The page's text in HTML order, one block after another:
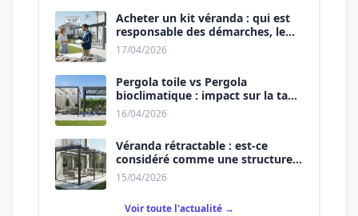
Acheter un kit véranda : qui est
responsable des démarches, le
vendeur ou vous ?
17/04/2026
Pergola toile vs Pergola
bioclimatique : impact sur la taxe
d’aménagement.
16/04/2026
Véranda rétractable : est-ce
considéré comme une structure
permanente ?
15/04/2026
Voir toute l'actualité →